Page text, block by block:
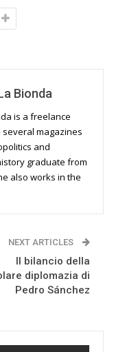
Bionda
is a freelance
magazines
and
graduate from
also works in the
NEXT ARTICLES
Il bilancio della
diplomazia di
Pedro Sánchez